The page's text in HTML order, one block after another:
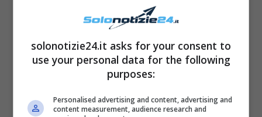
Recentemente, però, contro ogni aspettativa
solonotizie24.it asks for your consent to
use your personal data for the following
purposes:
Personalised advertising and content, advertising and
content measurement, audience research and